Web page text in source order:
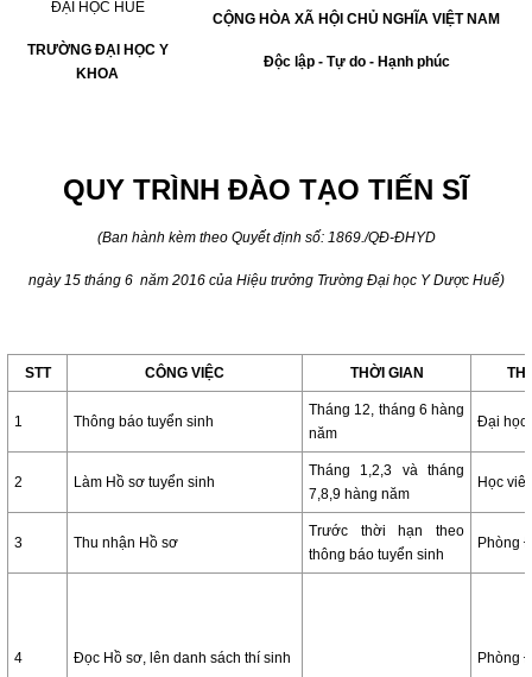
ĐẠI HỌC HUẾ
TRƯỜNG ĐẠI HỌC Y
KHOA
CỘNG HÒA XÃ HỘI CHỦ NGHĨA VIỆT NAM
Độc lập - Tự do - Hạnh phúc
QUY TRÌNH ĐÀO TẠO TIẾN SĨ
(Ban hành kèm theo Quyết định số: 1869./QĐ-ĐHYD
ngày 15 tháng 6 năm 2016 của Hiệu trưởng Trường Đại học Y Dược Huế)
STT CÔNG VIỆC THỜI GIAN
1 Thông báo tuyển sinh
Tháng 12, tháng 6 hàng
năm
Đại học
2 Làm Hồ sơ tuyển sinh
Tháng 1,2,3 và tháng
7,8,9 hàng năm
Học
3 Thu nhận Hồ sơ
Trước thời hạn theo
thông báo tuyển sinh
Phòng
4 Đọc Hồ sơ, lên danh sách thí sinh Phòng